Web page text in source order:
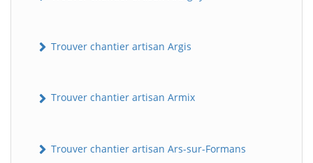
Trouver chantier artisan Argis
Trouver chantier artisan Armix
Trouver chantier artisan Ars-sur-Formans